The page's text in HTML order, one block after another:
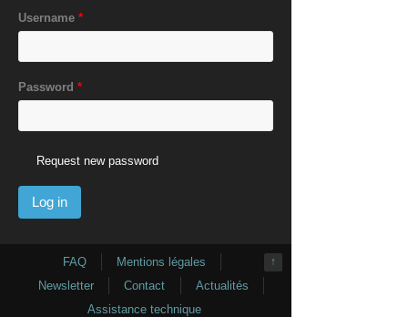
Username *
Password *
Request new password
↑
FAQ
Mentions légales
Newsletter
Contact
Actualités
Assistance technique